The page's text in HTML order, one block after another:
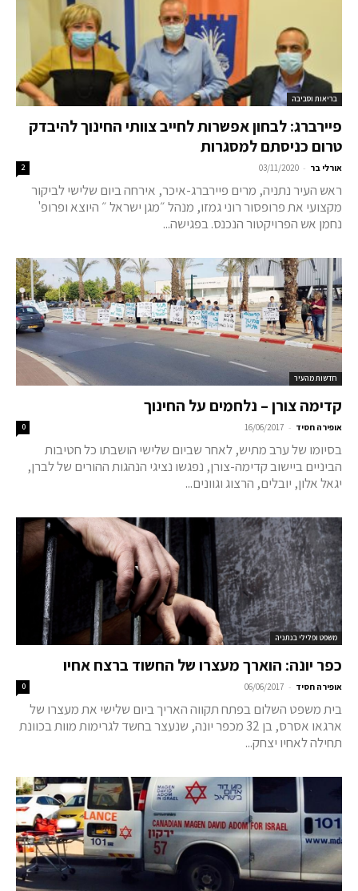
בריאות וסביבה
פיירברג: לבחון אפשרות לחייב צוותי החינוך להיבדק
טרום כניסתם למסגרות
אורלי בר -
03/11/2020
2
ראש העיר נתניה, מרים פיירברג-איכר, אירחה ביום שלישי לביקור
מקצועי את פרופסור רוני גמזו, מנהל ״מגן ישראל ״ היוצא ופרופ'
נחמן אש הפרויקטור הנכנס. בפגישה...
חדשות מהעיר
קדימה צורן – נלחמים על החינוך
אופירה חסיד -
16/06/2017
0
בסיומו של ערב מתיש, לאחר שביום שלישי הושבתו כל חטיבות
הביניים ביישוב קדימה-צורן, נפגשו נציגי הנהגות ההורים של לברן,
יגאל אלון, יובלים, הרצוג וגוונים...
משפט ופלילי בנתניה
כפר יונה: הוארך מעצרו של החשוד ברצח אחיו
אופירה חסיד -
06/06/2017
0
בית משפט השלום בפתח תקווה האריך ביום שלישי את מעצרו של
ארגאו אסרס, בן 32 מכפר יונה, שנעצר בחשד לגרימות מוות בכוונת
תחילה לאחיו יצחק...